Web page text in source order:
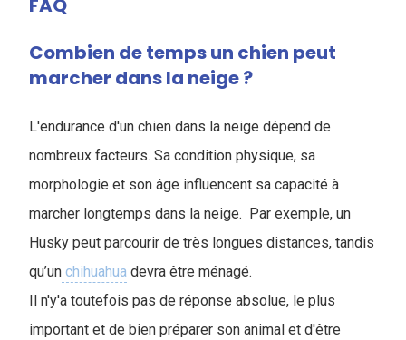
FAQ
Combien de temps un chien peut
marcher dans la neige ?
L'endurance d'un chien dans la neige dépend de
nombreux facteurs. Sa condition physique, sa
morphologie et son âge influencent sa capacité à
marcher longtemps dans la neige. Par exemple, un
Husky peut parcourir de très longues distances, tandis
qu’un chihuahua devra être ménagé.
Il n'y'a toutefois pas de réponse absolue, le plus
important et de bien préparer son animal et d'être